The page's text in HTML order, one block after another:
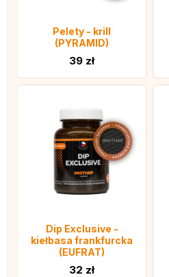
Pelety - krill
(PYRAMID)
39 zł
Dip Exclusive -
kiełbasa frankfurcka
(EUFRAT)
32 zł